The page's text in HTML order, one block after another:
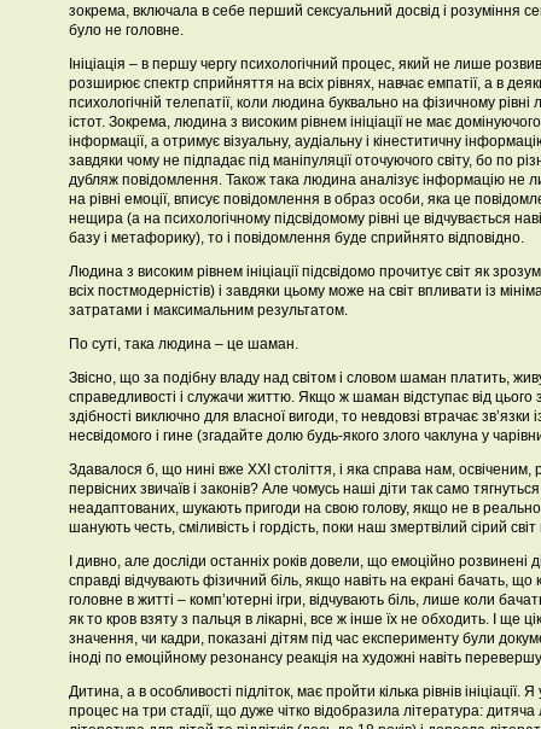
зокрема, включала в себе перший сексуальний досвід і розуміння
було не головне.
Ініціація – в першу чергу психологічний процес, який не лише
розширює спектр сприйняття на всіх рівнях, навчає емпатії, а в
психологічній телепатії, коли людина буквально на фізичному рівні
істот. Зокрема, людина з високим рівнем ініціації не має
інформації, а отримує візуальну, аудіальну і кінеститичну
завдяки чому не підпадає під маніпуляції оточуючого світу, бо по
дубляж повідомлення. Також така людина аналізує інформацію не
на рівні емоції, вписує повідомлення в образ особи, яка це
нещира (а на психологічному підсвідомому рівні це відчувається
базу і метафорику), то і повідомлення буде сприйнято відповідно.
Людина з високим рівнем ініціації підсвідомо прочитує світ як
всіх постмодерністів) і завдяки цьому може на світ впливати із
затратами і максимальним результатом.
По суті, така людина – це шаман.
Звісно, що за подібну владу над світом і словом шаман платить,
справедливості і служачи життю. Якщо ж шаман відступає від цього
здібності виключно для власної вигоди, то невдовзі втрачає зв’язки
несвідомого і гине (згадайте долю будь-якого злого чаклуна у
Здавалося б, що нині вже ХХІ століття, і яка справа нам, освіченим,
первісних звичаїв і законів? Але чомусь наші діти так само
неадаптованих, шукають пригоди на свою голову, якщо не в
шанують честь, сміливість і гордість, поки наш змертвілий сірий
І дивно, але досліди останніх років довели, що емоційно розвинені
справді відчувають фізичний біль, якщо навіть на екрані бачать, що
головне в житті – комп’ютерні ігри, відчувають біль, лише коли
як то кров взяту з пальця в лікарні, все ж інше їх не обходить. І ще
значення, чи кадри, показані дітям під час експерименту були
іноді по емоційному резонансу реакція на художні навіть
Дитина, а в особливості підліток, має пройти кілька рівнів
процес на три стадії, що дуже чітко відобразила література: дитяча